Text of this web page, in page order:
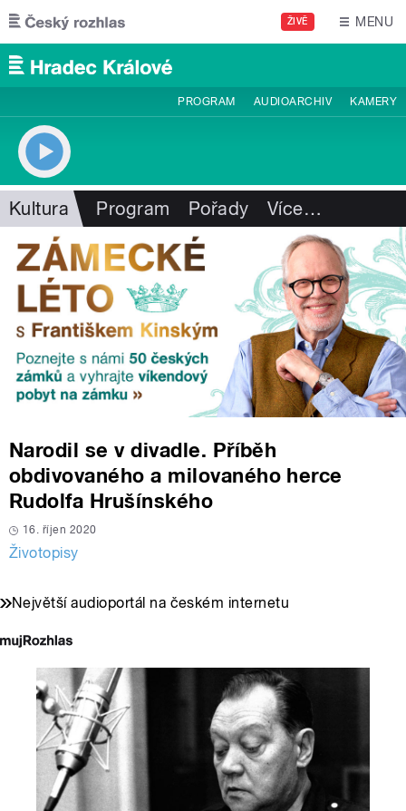
Přejít k hlavnímu obsahu
ŽIVĚ MENU
PROGRAM AUDIOARCHIV KAMERY
Kultura Program Pořady Více…
Narodil se v divadle. Příběh
obdivovaného a milovaného herce
Rudolfa Hrušínského
16. říjen 2020
Životopisy
Největší audioportál na českém internetu